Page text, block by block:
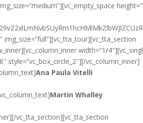
width=”1/
style=”vc_box_circle_2″][/vc_column_inner]
Ana Paula Vitelli
Martin Whalley
vc_tta_section][vc_tta_section